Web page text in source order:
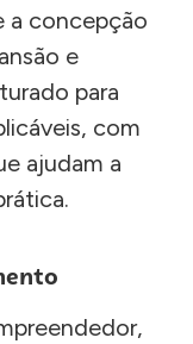
a concepção
e
para
com
ajudam a